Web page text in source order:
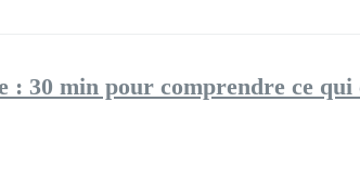
: 30 min pour comprendre ce qui